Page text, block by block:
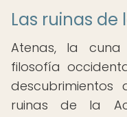
Las ruinas
Atenas, la
filosofía
ruinas de la